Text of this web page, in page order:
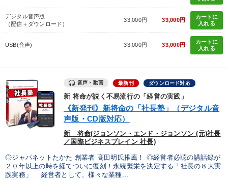
デジタル音声版
（配信＋ダウンロード）
33,000円 33,000円
カートに
入れる
USB(音声) 33,000円 33,000円
カートに
入れる
音声・動画 最新刊 ダウンロード対応
新 将命が説く不易流行の「経営の実践」
《新発刊》新将命の「社長塾」（デジタル音
声版・CD版対応）
新 将命(ジョンソン・エンド・ジョンソン (元)社長
／国際ビジネスブレイン 社長)
◎ジャパネットたかた 創業者 髙田明氏推薦！ ◎経営者必聴の講話録が
２０年以上の時を経てついに復刻！永続繁栄を決定する「社長の８大実
践実務」 経営者として、様々な業種...